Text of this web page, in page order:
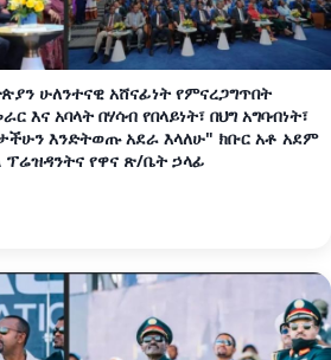
ሁለንተናዊ አሸናፊነት የምናረጋግጥበት
እና አባላት በሃሳብ የበላይነት፣ በህግ አግባብነት፣
እንድትወጡ አደራ እላለሁ" ክቡር አቶ አደም
ፕሬዝዳንትና የዋና ጽ/ቤት ኃላፊ